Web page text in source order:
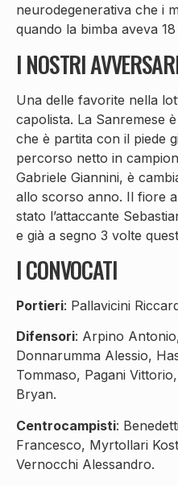
neurodegenerativa che i
quando la bimba aveva 18
I NOSTRI
Una delle favorite nella
capolista. La Sanremese
che è partita con il piede
percorso netto in
Gabriele Giannini, è
allo scorso anno. Il fiore
stato l’attaccante
e già a segno 3 volte
I CONVOCATI
Portieri: Pallavicini
Difensori: Arpino
Donnarumma Alessio,
Tommaso, Pagani
Bryan.
Centrocampisti:
Francesco, Myrtollari
Vernocchi Alessandro.